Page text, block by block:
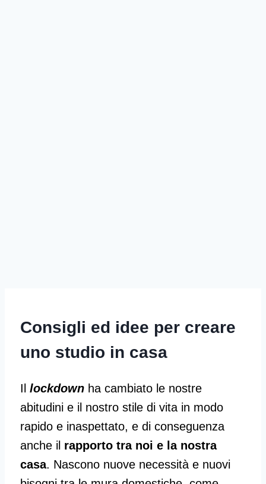
Consigli ed idee per creare
uno studio in casa
Il lockdownha cambiato le nostre
abitudini e il nostro stile di vita in modo
rapido e inaspettato, e di conseguenza
anche il rapporto tra noi e la nostra
casa. Nascono nuove necessità e nuovi